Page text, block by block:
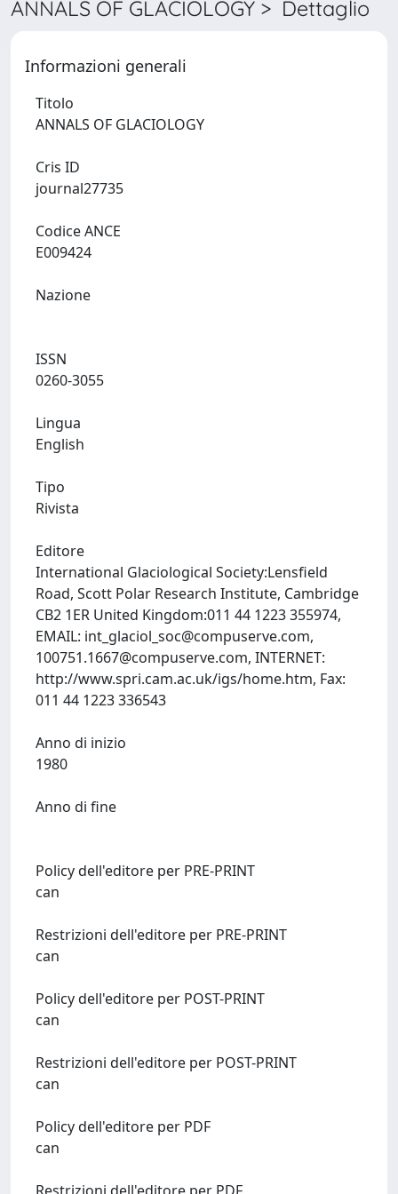
ANNALS OF GLACIOLOGY > Dettaglio
Informazioni generali
Titolo
Cris ID
Codice ANCE
Nazione
ISSN
Lingua
Tipo
Rivista
Editore
International Glaciological Society:Lensfield
Road, Scott Polar Research Institute, Cambridge
CB2 1ER United Kingdom:011 44 1223 355974,
EMAIL: int_glaciol_soc@compuserve.com,
100751.1667@compuserve.com, INTERNET:
http://www.spri.cam.ac.uk/igs/home.htm, Fax:
Anno di inizio
Anno di fine
Policy dell'editore per PRE-PRINT
Restrizioni dell'editore per PRE-PRINT
Policy dell'editore per POST-PRINT
Restrizioni dell'editore per POST-PRINT
Policy dell'editore per PDF